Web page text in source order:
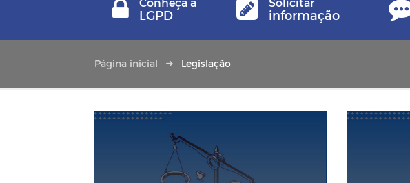
LGPD informação
Página inicial Legislação